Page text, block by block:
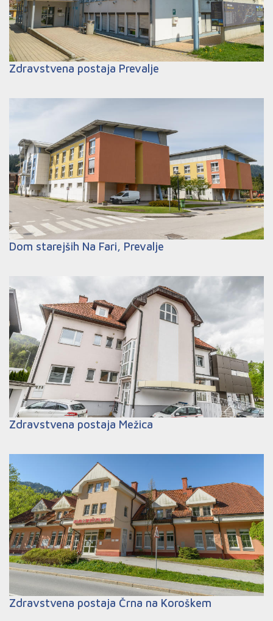
Zdravstvena postaja Prevalje
Dom starejših Na Fari, Prevalje
Zdravstvena postaja Mežica
Zdravstvena postaja Črna na Koroškem